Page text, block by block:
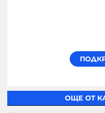
ОЩЕ ОТ